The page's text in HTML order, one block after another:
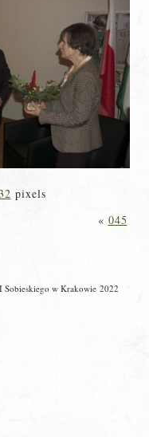
pixels
« 045
Sobieskiego w Krakowie 2022